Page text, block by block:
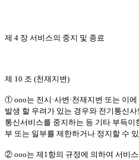
제 4 장 서비스의 중지 및 종료
제 10 조 (천재지변)
① ooo는 전시·사변·천재지변 또는 이
발생 할 우려가 있는 경우와 전기통신
통신서비스를 중지하는 등 기타 부득
부 또는 일부를 제한하거나 정지할 수
② ooo는 제1항의 규정에 의하여 서비